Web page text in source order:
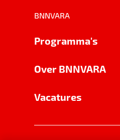
BNNVARA
Programma's
Over BNNVARA
Vacatures